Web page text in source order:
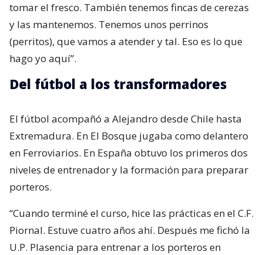
tomar el fresco. También tenemos fincas de cerezas
y las mantenemos. Tenemos unos perrinos
(perritos), que vamos a atender y tal. Eso es lo que
hago yo aquí”.
Del fútbol a los transformadores
El fútbol acompañó a Alejandro desde Chile hasta
Extremadura. En El Bosque jugaba como delantero
en Ferroviarios. En España obtuvo los primeros dos
niveles de entrenador y la formación para preparar
porteros.
“Cuando terminé el curso, hice las prácticas en el C.F.
Piornal. Estuve cuatro años ahí. Después me fichó la
U.P. Plasencia para entrenar a los porteros en